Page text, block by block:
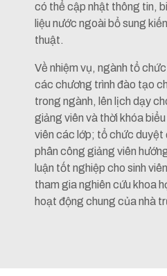
có thể cập nhật thông tin,
liệu nước ngoài bổ sung
thuật.
Về nhiệm vụ, ngành tổ
các chương trình đào tạo
trong ngành, lên lịch dạy
giảng viên và thời khóa biểu
viên các lớp; tổ chức duyệt
phân công giảng viên
luận tốt nghiệp cho sinh
tham gia nghiên cứu khoa
hoạt động chung của nhà